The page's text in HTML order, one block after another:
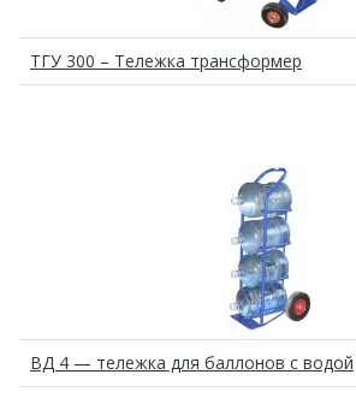
ТГУ 300 – Тележка трансформер
ВД 4 — тележка для баллонов с водой